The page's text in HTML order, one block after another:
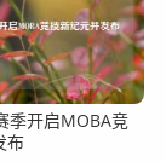
季开启MOBA竞
布